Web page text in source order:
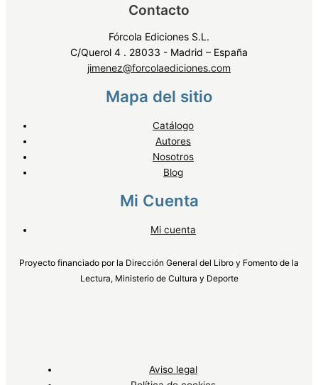
Contacto
Fórcola Ediciones S.L.
C/Querol 4 . 28033 - Madrid – España
jimenez@forcolaediciones.com
Mapa del sitio
Catálogo
Autores
Nosotros
Blog
Mi Cuenta
Mi cuenta
Proyecto financiado por la Dirección General del Libro y Fomento de la
Lectura, Ministerio de Cultura y Deporte
Aviso legal